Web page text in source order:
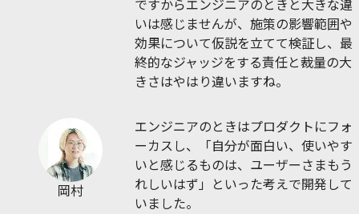
ですからエンジニアのときと大きな違
いは感じませんが、施策の影響範囲や
効果について仮説を立てて検証し、最
終的なジャッジをする責任と裁量の大
きさはやはり違いますね。
岡村
エンジニアのときはプロダクトにフォ
ーカスし、「自分が面白い、使いやす
いと感じるものは、ユーザーさまもう
れしいはず」といった考えで開発して
いました。